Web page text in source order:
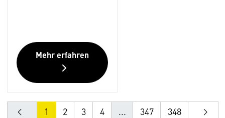
Mehr erfahren
1 2 3 4 ... 347 348